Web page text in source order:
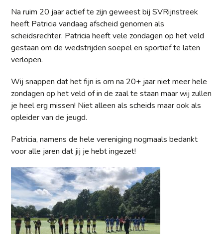
Na ruim 20 jaar actief te zijn geweest bij SVRijnstreek
heeft Patricia vandaag afscheid genomen als
scheidsrechter. Patricia heeft vele zondagen op het veld
gestaan om de wedstrijden soepel en sportief te laten
verlopen.
Wij snappen dat het fijn is om na 20+ jaar niet meer hele
zondagen op het veld of in de zaal te staan maar wij zullen
je heel erg missen! Niet alleen als scheids maar ook als
opleider van de jeugd.
Patricia, namens de hele vereniging nogmaals bedankt
voor alle jaren dat jij je hebt ingezet!